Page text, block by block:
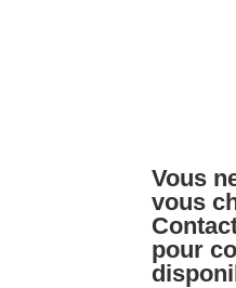
Vous
vous
pour